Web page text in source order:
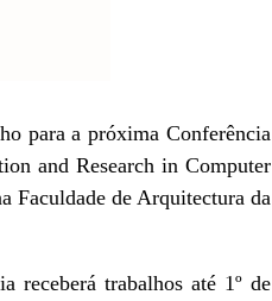
para a próxima Conferência
and Research in Computer
Faculdade de Arquitectura da
receberá trabalhos até 1º de